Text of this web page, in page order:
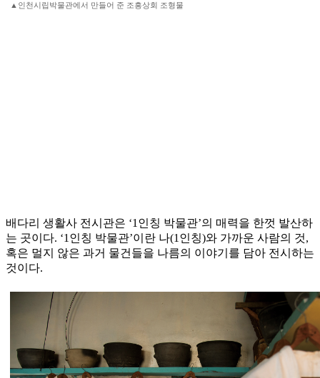
▲인천시립박물관에서 만들어 준 조흥상회 조형물
배다리 생활사 전시관은 ‘1인칭 박물관’의 매력을 한껏 발산하
는 곳이다. ‘1인칭 박물관’이란 나(1인칭)와 가까운 사람의 것,
혹은 멀지 않은 과거 물건들을 나름의 이야기를 담아 전시하는
것이다.